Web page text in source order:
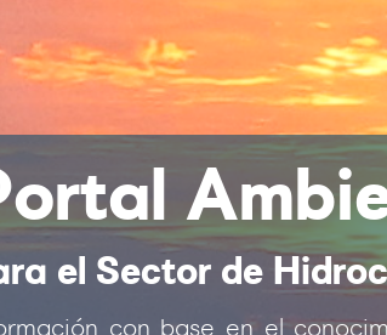
el Sector de
con base en el